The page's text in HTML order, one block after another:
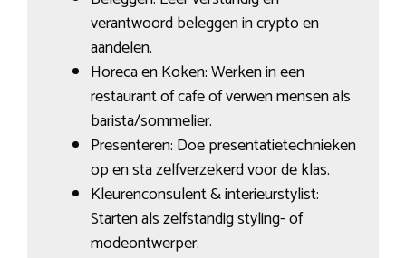
verantwoord beleggen in crypto en
aandelen.
Horeca en Koken: Werken in een
restaurant of cafe of verwen mensen als
barista/sommelier.
Presenteren: Doe presentatietechnieken
op en sta zelfverzekerd voor de klas.
Kleurenconsulent & interieurstylist:
Starten als zelfstandig styling- of
modeontwerper.